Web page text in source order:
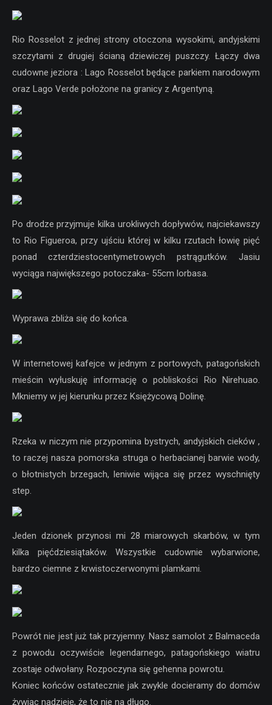
Rio Rosselot z jednej strony otoczona wysokimi, andyjskimi
szczytami z drugiej ścianą dziewiczej puszczy. Łączy dwa
cudowne jeziora : Lago Rosselot będące parkiem narodowym
oraz Lago Verde położone na granicy z Argentyną.
Po drodze przyjmuje kilka urokliwych dopływów, najciekawszy
to Rio Figueroa, przy ujściu której w kilku rzutach łowię pięć
ponad czterdziestocentymetrowych pstrągutków. Jasiu
wyciąga największego potoczaka- 55cm lorbasa.
Wyprawa zbliża się do końca.
W internetowej kafejce w jednym z portowych, patagońskich
mieścin wyłuskuję informację o pobliskości Rio Nirehuao.
Mkniemy w jej kierunku przez Księżycową Dolinę.
Rzeka w niczym nie przypomina bystrych, andyjskich cieków ,
to raczej nasza pomorska struga o herbacianej barwie wody,
o błotnistych brzegach, leniwie wijąca się przez wyschnięty
step.
Jeden dzionek przynosi mi 28 miarowych skarbów, w tym
kilka pięćdziesiątaków. Wszystkie cudownie wybarwione,
bardzo ciemne z krwistoczerwonymi plamkami.
Powrót nie jest już tak przyjemny. Nasz samolot z Balmaceda
z powodu oczywiście legendarnego, patagońskiego wiatru
zostaje odwołany. Rozpoczyna się gehenna powrotu.
Koniec końców ostatecznie jak zwykle docieramy do domów
żywiąc nadzieję, że to nie na długo.